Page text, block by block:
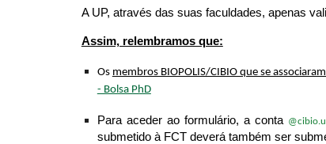
A UP, através das suas faculdades, apenas
Assim, relembramos que:
Os membros BIOPOLIS/CIBIO que se
- Bolsa PhD
Para aceder ao formulário, a conta
submetido à FCT deverá também ser